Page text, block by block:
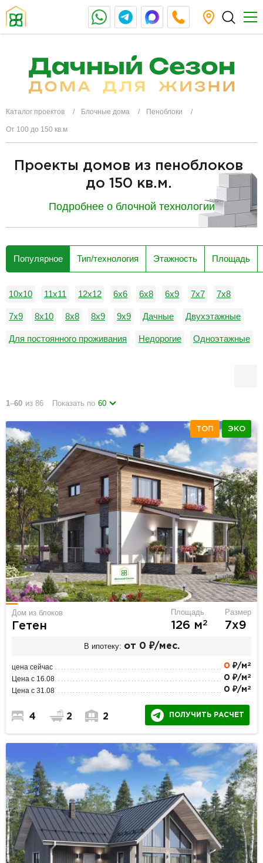
Каталог проектов Блочные дома Пеноблоки
От 100 до 150 кв.м
Проекты домов из пеноблоков
до 150 кв.м.
Подробнее о блочной технологии
Популярное Тип/технология Этажность Площадь
10х10 11х11 12х12 6х6 6х8 6х9 7х7 7х8
7х9 8х10 8х8 8х9 9х9 Дачные Двухэтажные
Для постоянного проживания Недорогие Одноэтажные
1–60 из 86 Показать по 60
ТОП ЭКО
Дом из блоков
Гетен
Площадь
126 м2
Размер
7х9
В ипотеку: от 0 ₽/мес.
цена сейчас 0 ₽/м 2
Цена с 16.08 0 ₽/м 2
Цена с 31.08 0 ₽/м 2
4 2 2 ПОЛУЧИТЬ РАСЧЕТ